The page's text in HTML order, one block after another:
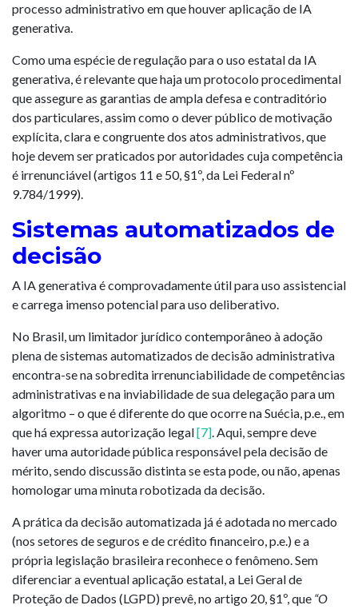
processo administrativo em que houver aplicação de IA
generativa.
Como uma espécie de regulação para o uso estatal da IA
generativa, é relevante que haja um protocolo procedimental
que assegure as garantias de ampla defesa e contraditório
dos particulares, assim como o dever público de motivação
explícita, clara e congruente dos atos administrativos, que
hoje devem ser praticados por autoridades cuja competência
é irrenunciável (artigos 11 e 50, §1º, da Lei Federal nº
9.784/1999).
Sistemas automatizados de
decisão
A IA generativa é comprovadamente útil para uso assistencial
e carrega imenso potencial para uso deliberativo.
No Brasil, um limitador jurídico contemporâneo à adoção
plena de sistemas automatizados de decisão administrativa
encontra-se na sobredita irrenunciabilidade de competências
administrativas e na inviabilidade de sua delegação para um
algoritmo – o que é diferente do que ocorre na Suécia, p.e., em
que há expressa autorização legal[7]. Aqui, sempre deve
haver uma autoridade pública responsável pela decisão de
mérito, sendo discussão distinta se esta pode, ou não, apenas
homologar uma minuta robotizada da decisão.
A prática da decisão automatizada já é adotada no mercado
(nos setores de seguros e de crédito financeiro, p.e.) e a
própria legislação brasileira reconhece o fenômeno. Sem
diferenciar a eventual aplicação estatal, a Lei Geral de
Proteção de Dados (LGPD) prevê, no artigo 20, §1º, que “O